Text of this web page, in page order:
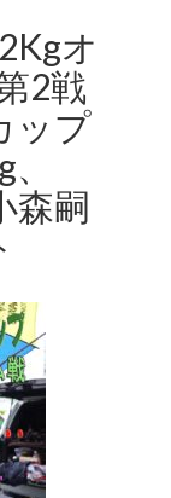
オ
2戦
ップ
森嗣